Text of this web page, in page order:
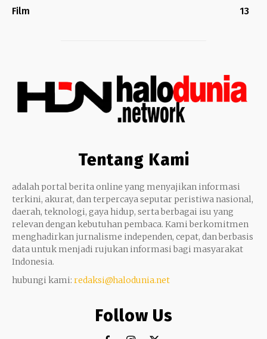
Film
13
Tentang Kami
adalah portal berita online yang menyajikan informasi
terkini, akurat, dan terpercaya seputar peristiwa nasional,
daerah, teknologi, gaya hidup, serta berbagai isu yang
relevan dengan kebutuhan pembaca. Kami berkomitmen
menghadirkan jurnalisme independen, cepat, dan berbasis
data untuk menjadi rujukan informasi bagi masyarakat
Indonesia.
hubungi kami: redaksi@halodunia.net
Follow Us